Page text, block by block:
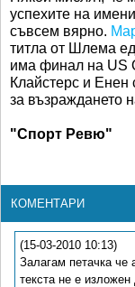
успехите на
съвсем вярно.
титла от Шлема
има финал на US
Клайстерс и
за възраждането
"Спорт Ревю"
КОМЕНТАРИ
(15-03-2010 10:13)
Залагам петачка че
текста не е